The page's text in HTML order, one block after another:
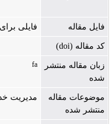
فایل مقاله فایلی
کد مقاله (doi)
زبان مقاله منتشر
شده
موضوعات مقاله
منتشر شده
مدیریت